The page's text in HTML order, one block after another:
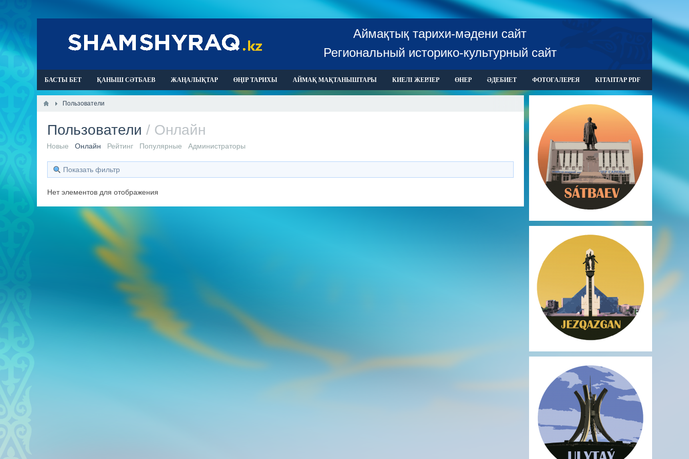
Аймақтық тарихи-мәдени сайт
Региональный историко-культурный сайт
БАСТЫ БЕТ ҚАНЫШ СӘТБАЕВ ЖАҢАЛЫҚТАР ӨҢІР ТАРИХЫ АЙМАҚ МАҚТАНЫШТАРЫ КИЕЛІ ЖЕРЛЕР ӨНЕР ӘДЕБИЕТ ФОТОГАЛЕРЕЯ КІТАПТАР PDF
Пользователи
Пользователи / Онлайн
Новые Онлайн Рейтинг Популярные Администраторы
Показать фильтр
Нет элементов для отображения